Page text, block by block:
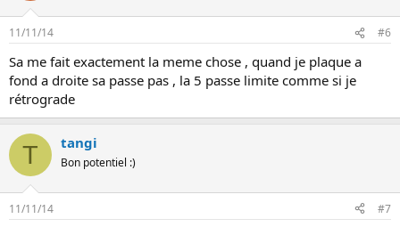
11/11/14 #6
Sa me fait exactement la meme chose , quand je plaque a
fond a droite sa passe pas , la 5 passe limite comme si je
rétrograde
T tangi
Bon potentiel :)
11/11/14 #7